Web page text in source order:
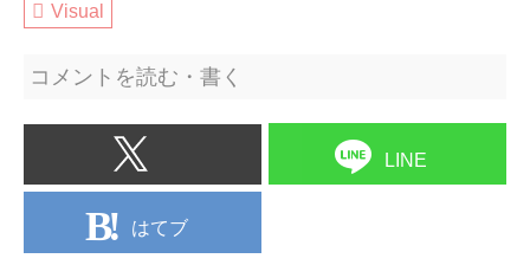
Visual
コメントを読む・書く
LINE
はてブ